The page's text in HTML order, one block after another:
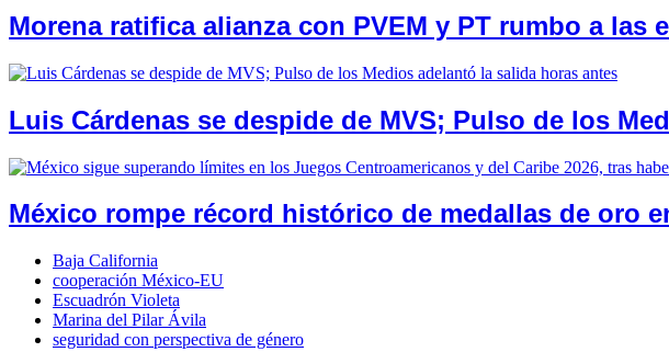
Morena ratifica alianza con PVEM y PT rumbo a las
Luis Cárdenas se despide de MVS; Pulso de los
México rompe récord histórico de medallas de oro
Baja California
cooperación México-EU
Escuadrón Violeta
Marina del Pilar Ávila
seguridad con perspectiva de género